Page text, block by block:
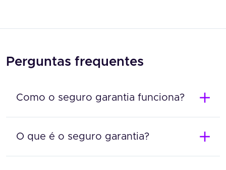
Perguntas frequentes
Como o seguro garantia funciona?
O que é o seguro garantia?